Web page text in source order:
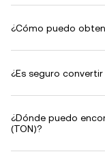
¿Cómo puedo
¿Es seguro convertir
¿Dónde puedo
(TON)?